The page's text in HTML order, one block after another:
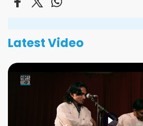
Latest Video